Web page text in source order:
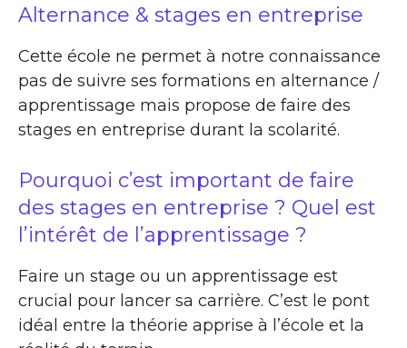
Alternance & stages en entreprise
Cette école ne permet à notre connaissance
pas de suivre ses formations en alternance /
apprentissage mais propose de faire des
stages en entreprise durant la scolarité.
Pourquoi c’est important de faire
des stages en entreprise ? Quel est
l’intérêt de l’apprentissage ?
Faire un stage ou un apprentissage est
crucial pour lancer sa carrière. C’est le pont
idéal entre la théorie apprise à l’école et la